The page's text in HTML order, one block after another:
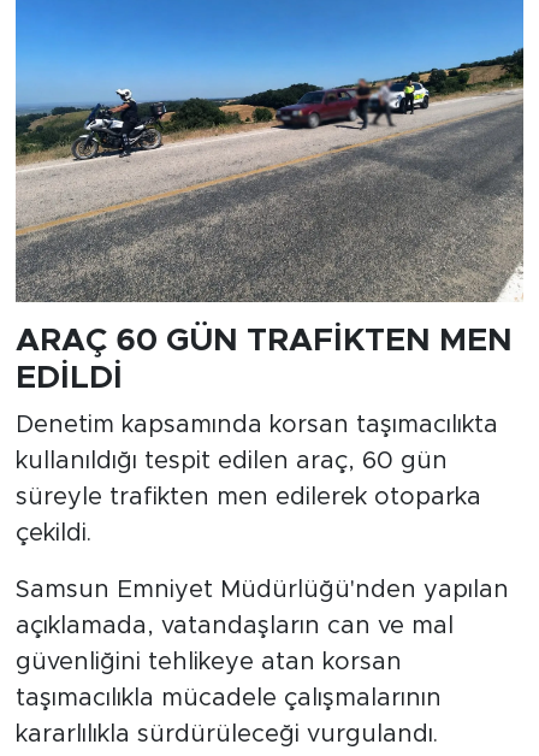
ARAÇ 60 GÜN TRAFİKTEN MEN
EDİLDİ
Denetim kapsamında korsan taşımacılıkta
kullanıldığı tespit edilen araç, 60 gün
süreyle trafikten men edilerek otoparka
çekildi.
Samsun Emniyet Müdürlüğü'nden yapılan
açıklamada, vatandaşların can ve mal
güvenliğini tehlikeye atan korsan
taşımacılıkla mücadele çalışmalarının
kararlılıkla sürdürüleceği vurgulandı.